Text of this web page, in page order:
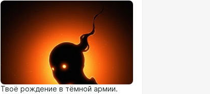
Твоё рождение в тёмной армии.